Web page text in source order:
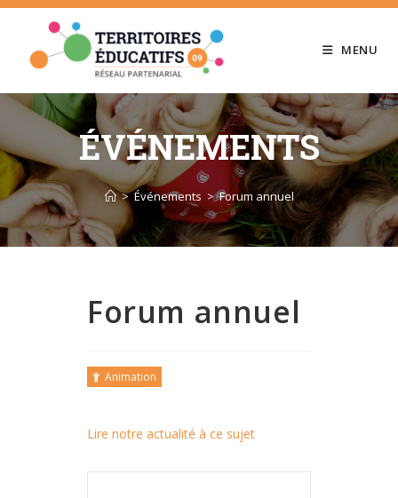
Skip
content
MENU
ÉVÉNEMENTS
> Événements > Forum annuel
Forum annuel
Animation
Lire notre actualité à ce sujet